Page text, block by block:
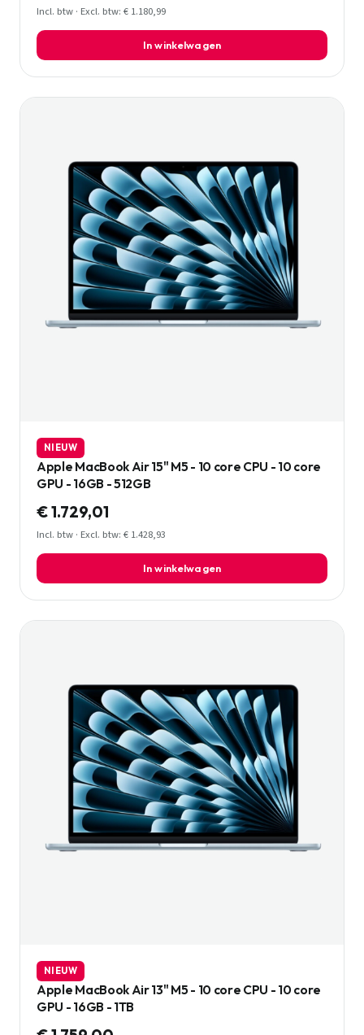
Incl. btw · Excl. btw: € 1.180,99
In winkelwagen
NIEUW
Apple MacBook Air 15" M5 - 10 core CPU - 10 core
GPU - 16GB - 512GB
€ 1.729,01
Incl. btw · Excl. btw: € 1.428,93
In winkelwagen
NIEUW
Apple MacBook Air 13" M5 - 10 core CPU - 10 core
GPU - 16GB - 1TB